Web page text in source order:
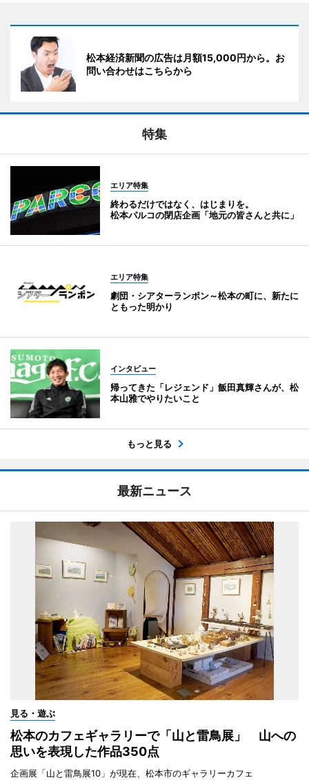
松本経済新聞の広告は月額15,000円から。お
問い合わせはこちらから
特集
エリア特集
終わるだけではなく、はじまりを。
松本パルコの閉店企画「地元の皆さんと共に」
エリア特集
劇団・シアターランポン～松本の町に、新たに
ともった明かり
インタビュー
帰ってきた「レジェンド」飯田真輝さんが、松
本山雅でやりたいこと
もっと見る
最新ニュース
見る・遊ぶ
松本のカフェギャラリーで「山と雷鳥展」 山への
思いを表現した作品350点
企画展「山と雷鳥展10」が現在、松本市のギャラリーカフェ